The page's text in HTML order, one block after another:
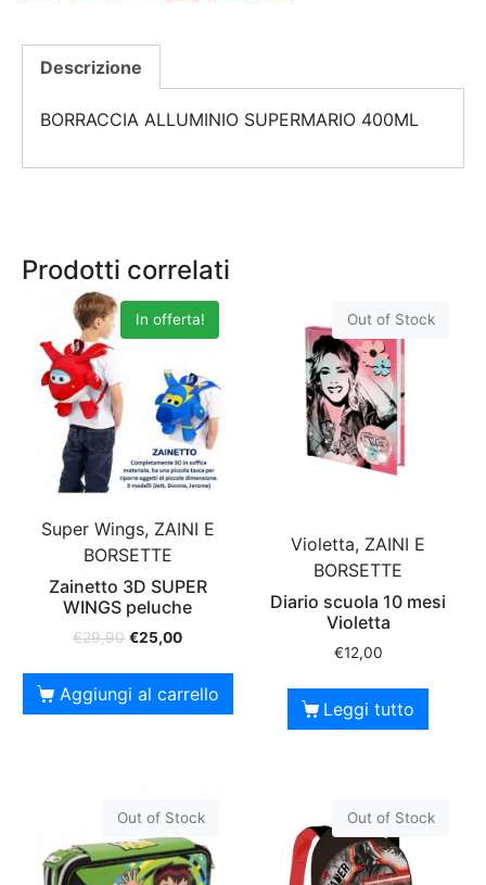
Descrizione
BORRACCIA ALLUMINIO SUPERMARIO 400ML
Prodotti correlati
In offerta!
Super Wings, ZAINI E
BORSETTE
Zainetto 3D SUPER
WINGS peluche
€29,90 €25,00
Aggiungi al carrello
Out of Stock
Violetta, ZAINI E
BORSETTE
Diario scuola 10 mesi
Violetta
€12,00
Leggi tutto
Out of Stock Out of Stock